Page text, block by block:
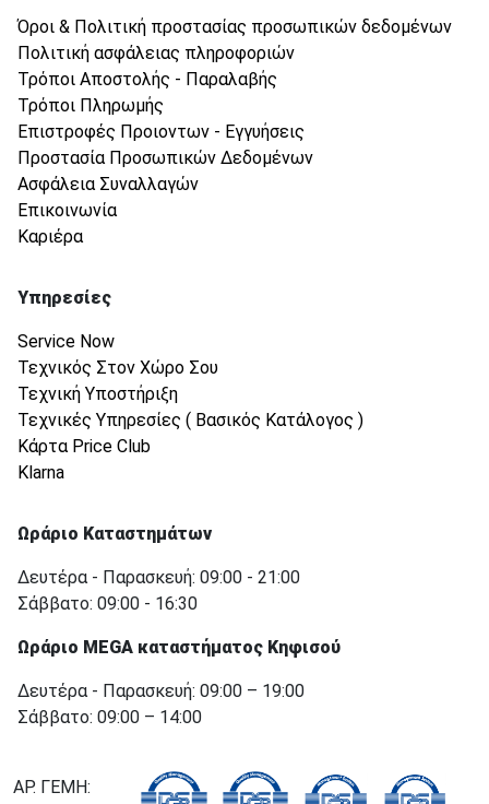
Όροι & Πολιτική προστασίας προσωπικών δεδομένων
Πολιτική ασφάλειας πληροφοριών
Τρόποι Αποστολής - Παραλαβής
Τρόποι Πληρωμής
Επιστροφές Προιοντων - Εγγυήσεις
Προστασία Προσωπικών Δεδομένων
Ασφάλεια Συναλλαγών
Επικοινωνία
Καριέρα
Υπηρεσίες
Service Now
Τεχνικός Στον Χώρο Σου
Τεχνική Υποστήριξη
Τεχνικές Υπηρεσίες ( Βασικός Κατάλογος )
Κάρτα Price Club
Klarna
Ωράριο Καταστημάτων
Δευτέρα - Παρασκευή: 09:00 - 21:00
Σάββατο: 09:00 - 16:30
Ωράριο MEGA καταστήματος Κηφισού
Δευτέρα - Παρασκευή: 09:00 – 19:00
Σάββατο: 09:00 – 14:00
ΑΡ. ΓΕΜΗ: